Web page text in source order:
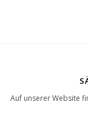
Auf unserer Website